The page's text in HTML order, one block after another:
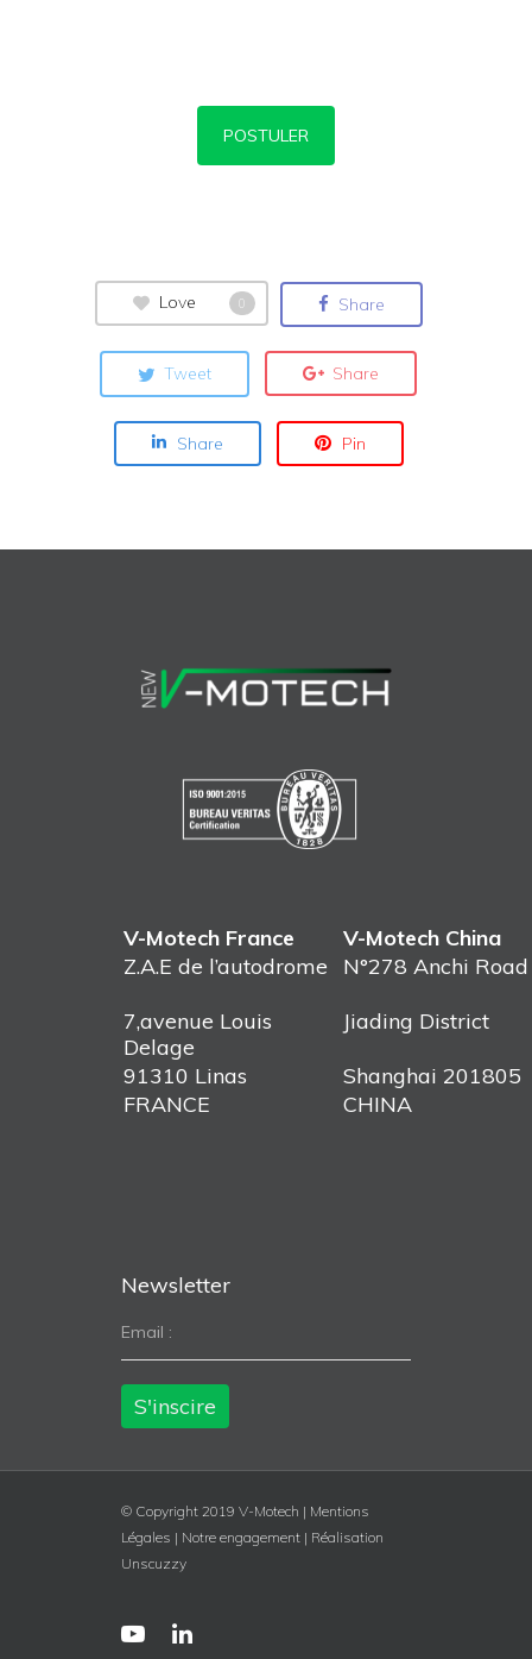
POSTULER
Love 0 Share
Tweet Share
Share Pin
V-Motech France
V-Motech China
Z.A.E de l’autodrome
N°278 Anchi Road
7,avenue Louis
Delage
Jiading District
91310 Linas
Shanghai 201805
FRANCE
CHINA
Newsletter
Email :
© Copyright 2019 V-Motech | Mentions
Légales | Notre engagement | Réalisation
Unscuzzy